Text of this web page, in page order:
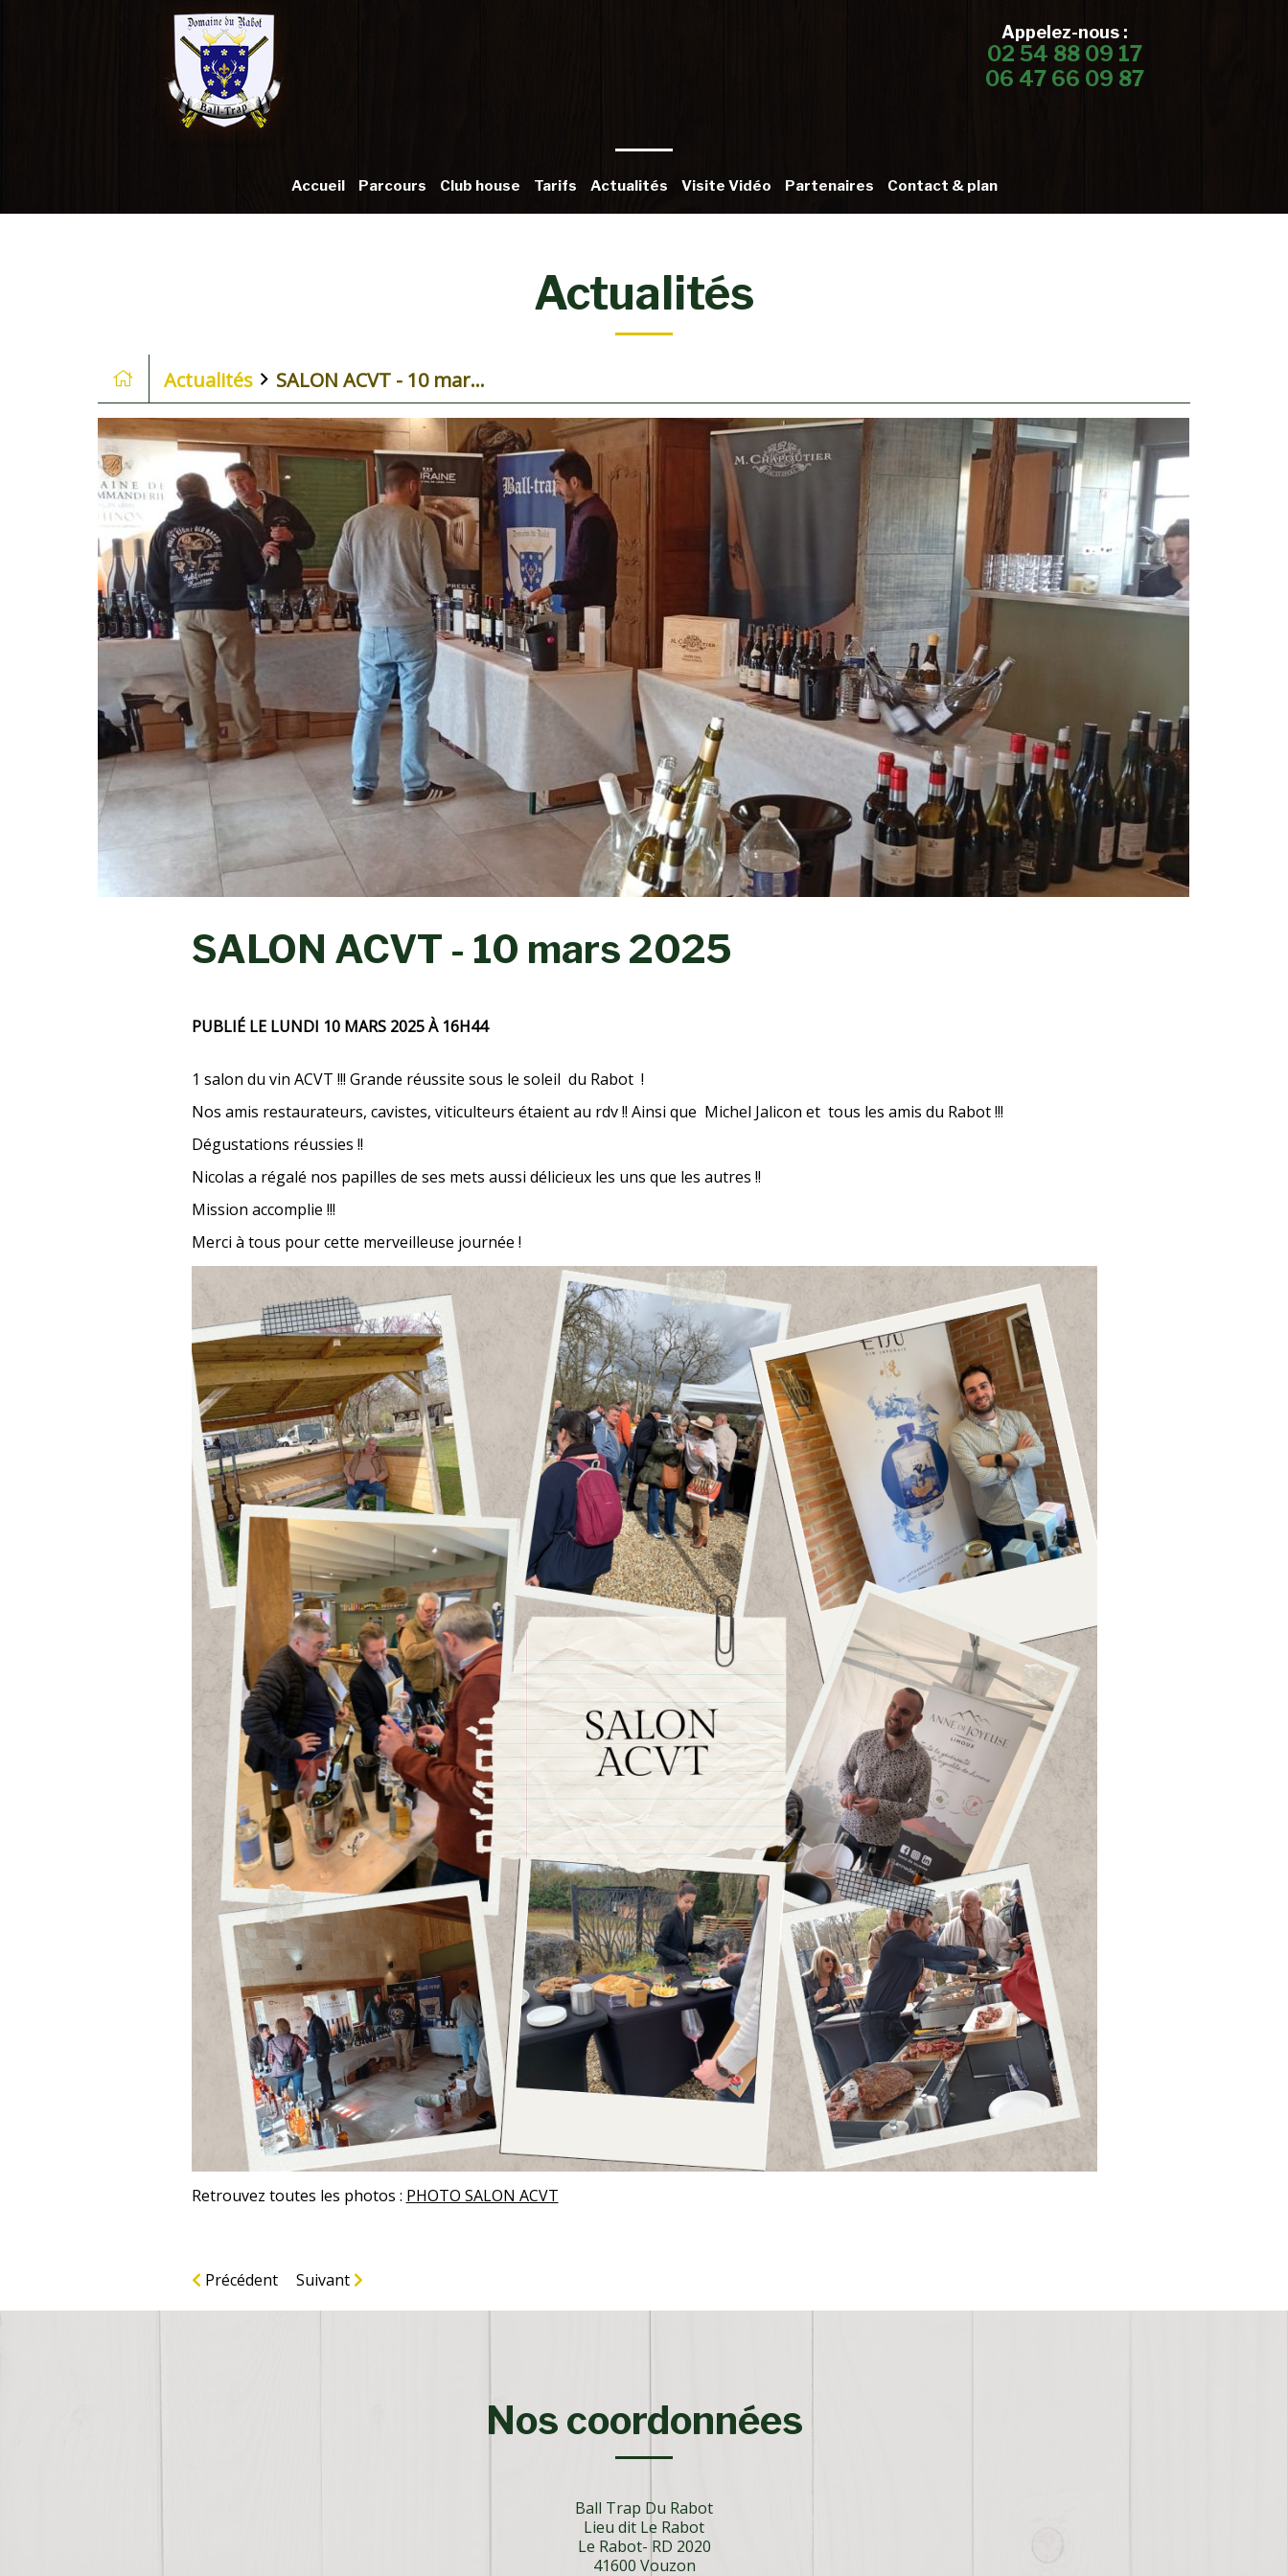
Appelez-nous :
02 54 88 09 17
06 47 66 09 87
Accueil Parcours Club house Tarifs Actualités Visite Vidéo Partenaires Contact & plan
Actualités
Actualités SALON ACVT - 10 mars 2025
SALON ACVT - 10 mars 2025
PUBLIÉ LE LUNDI 10 MARS 2025 À 16H44
1 salon du vin ACVT !!! Grande réussite sous le soleil du Rabot !
Nos amis restaurateurs, cavistes, viticulteurs étaient au rdv !! Ainsi que Michel Jalicon et tous les amis du Rabot !!!
Dégustations réussies !!
Nicolas a régalé nos papilles de ses mets aussi délicieux les uns que les autres !!
Mission accomplie !!!
Merci à tous pour cette merveilleuse journée !
Retrouvez toutes les photos : PHOTO SALON ACVT
Précédent Suivant
Nos coordonnées
Ball Trap Du Rabot
Lieu dit Le Rabot
Le Rabot- RD 2020
41600 Vouzon